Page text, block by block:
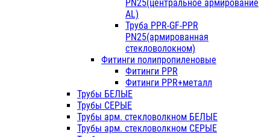
PN25(центральное армирование
AL)
Труба PPR-GF-PPR
PN25(армированная
стекловолокном)
Фитинги полипропиленовые
Фитинги PPR
Фитинги PPR+металл
Трубы БЕЛЫЕ
Трубы СЕРЫЕ
Трубы арм. стекловолкном БЕЛЫЕ
Трубы арм. стекловолкном СЕРЫЕ